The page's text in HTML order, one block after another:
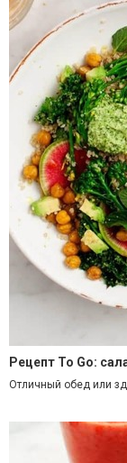
Рецепт To Go:
Отличный обед или